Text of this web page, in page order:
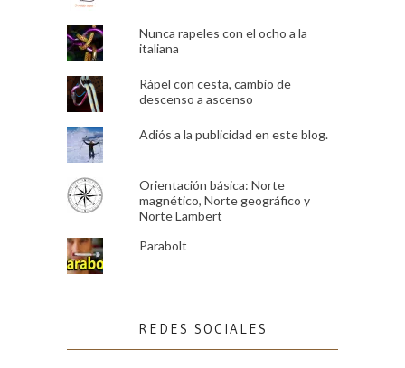
Nunca rapeles con el ocho a la
italiana
Rápel con cesta, cambio de
descenso a ascenso
Adiós a la publicidad en este blog.
Orientación básica: Norte
magnético, Norte geográfico y
Norte Lambert
Parabolt
REDES SOCIALES